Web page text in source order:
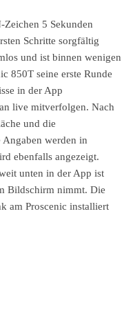
5 Sekunden
Schritte sorgfältig
und ist binnen wenigen
850T seine erste Runde
in der App
live mitverfolgen. Nach
und die
Angaben werden in
ebenfalls angezeigt.
unten in der App ist
Bildschirm nimmt. Die
am Proscenic installiert